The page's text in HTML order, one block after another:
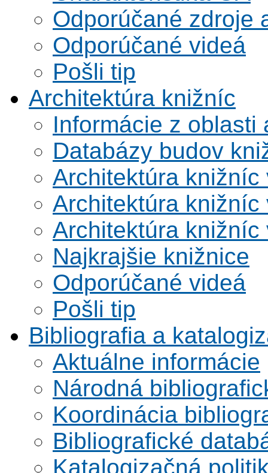
Odporúčané zdroje
Odporúčané videá
Pošli tip
Architektúra knižníc
Informácie z oblasti
Databázy budov
Architektúra knižníc
Architektúra knižníc
Architektúra knižníc
Najkrajšie knižnice
Odporúčané videá
Pošli tip
Bibliografia a
Aktuálne informácie
Národná
Koordinácia
Bibliografické
Katalogizačná